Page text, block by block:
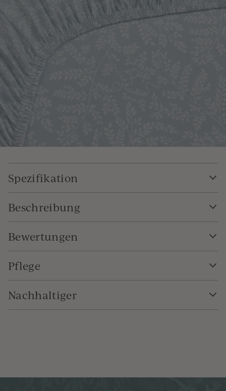
Spezifikation
Beschreibung
Bewertungen
Pflege
Nachhaltiger